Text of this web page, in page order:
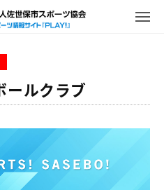
メ
ールクラブ
ュ
ー